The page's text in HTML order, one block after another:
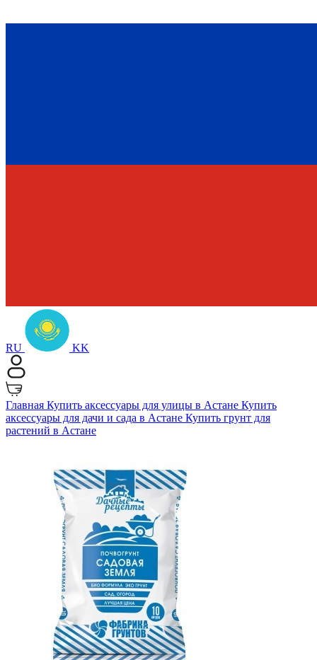
RU KK
Главная Купить аксессуары для улицы в Астане Купить
аксессуары для дачи и сада в Астане Купить грунт для
растений в Астане